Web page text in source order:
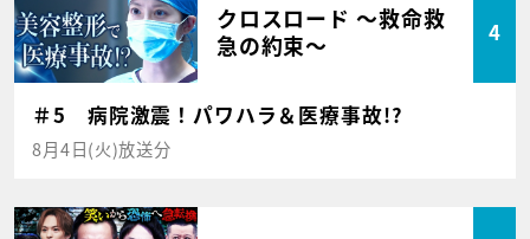
クロスロード ～救命救
急の約束～
4
＃5 病院激震！パワハラ＆医療事故!?
8月4日(火)放送分